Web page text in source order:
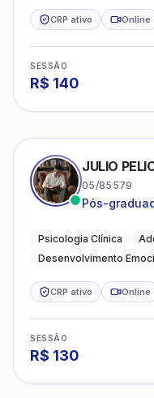
CRP ativo Online
SESSÃO
R$ 140
JULIO
05/85579
Pós-
Psicologia Clínica
Desenvolvimento
CRP ativo Online
SESSÃO
R$ 130